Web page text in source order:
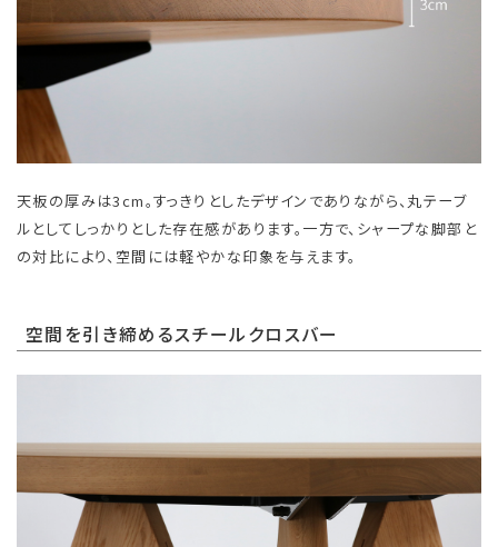
天板の厚みは3cm。すっきりとしたデザインでありながら、丸テーブ
ルとしてしっかりとした存在感があります。一方で、シャープな脚部と
の対比により、空間には軽やかな印象を与えます。
空間を引き締めるスチールクロスバー